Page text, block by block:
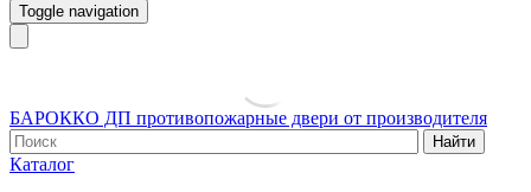
Toggle navigation
БАРОККО ДП противопожарные двери от производителя
Найти
Каталог